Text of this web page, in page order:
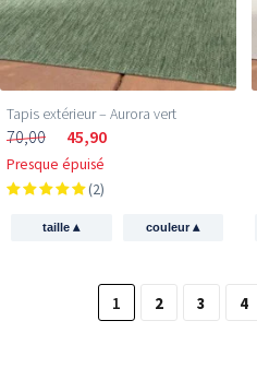
Tapis extérieur – Aurora vert
70,00 45,90
Presque épuisé
(2)
taille▴ couleur▴
1 2 3 4